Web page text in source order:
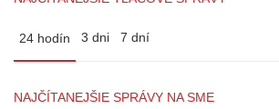
24 hodín 3 dni 7 dní
NAJČÍTANEJŠIE SPRÁVY NA SME